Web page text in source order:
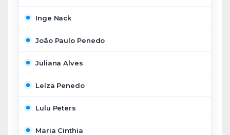
Inge Nack
João Paulo Penedo
Juliana Alves
Leíza Penedo
Lulu Peters
Maria Cinthia